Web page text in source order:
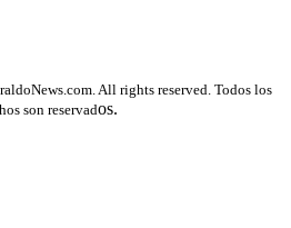
All rights reserved. Todos los
son reservados.